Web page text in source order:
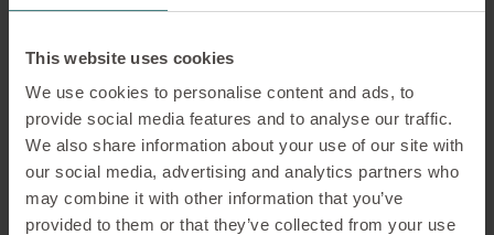
This website uses cookies
We use cookies to personalise content and ads, to
provide social media features and to analyse our traffic.
We also share information about your use of our site with
our social media, advertising and analytics partners who
may combine it with other information that you’ve
provided to them or that they’ve collected from your use
Una gran mesa en el centro, combinada con sillas
giratorias flexibles, ofrece espacio para
negociaciones y reuniones sin interrupciones.
Concentración